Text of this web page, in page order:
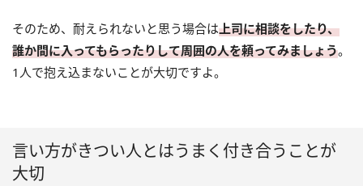
そのため、耐えられないと思う場合は上司に相談をしたり、
誰か間に入ってもらったりして周囲の人を頼ってみましょう。
1人で抱え込まないことが大切ですよ。
言い方がきつい人とはうまく付き合うことが
大切